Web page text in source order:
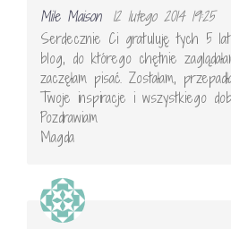
Mile Maison
12 lutego 2014 19:25
Serdecznie Ci gratuluję tych 5
blog, do którego chętnie
zaczęłam pisać. Zostałam,
Twoje inspiracje i wszystkiego
Pozdrawiam
Magda